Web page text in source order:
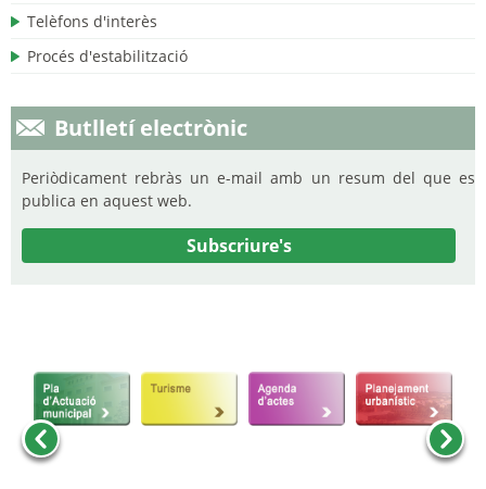
Telèfons d'interès
Procés d'estabilització
Butlletí electrònic
Periòdicament rebràs un e-mail amb un resum del que es
publica en aquest web.
Subscriure's